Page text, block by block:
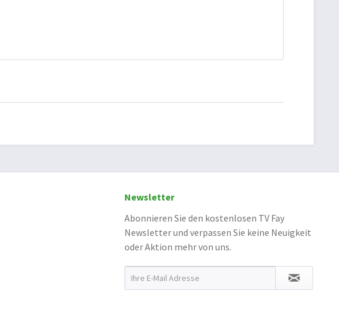
Newsletter
Abonnieren Sie den kostenlosen TV Fay
Newsletter und verpassen Sie keine Neuigkeit
oder Aktion mehr von uns.